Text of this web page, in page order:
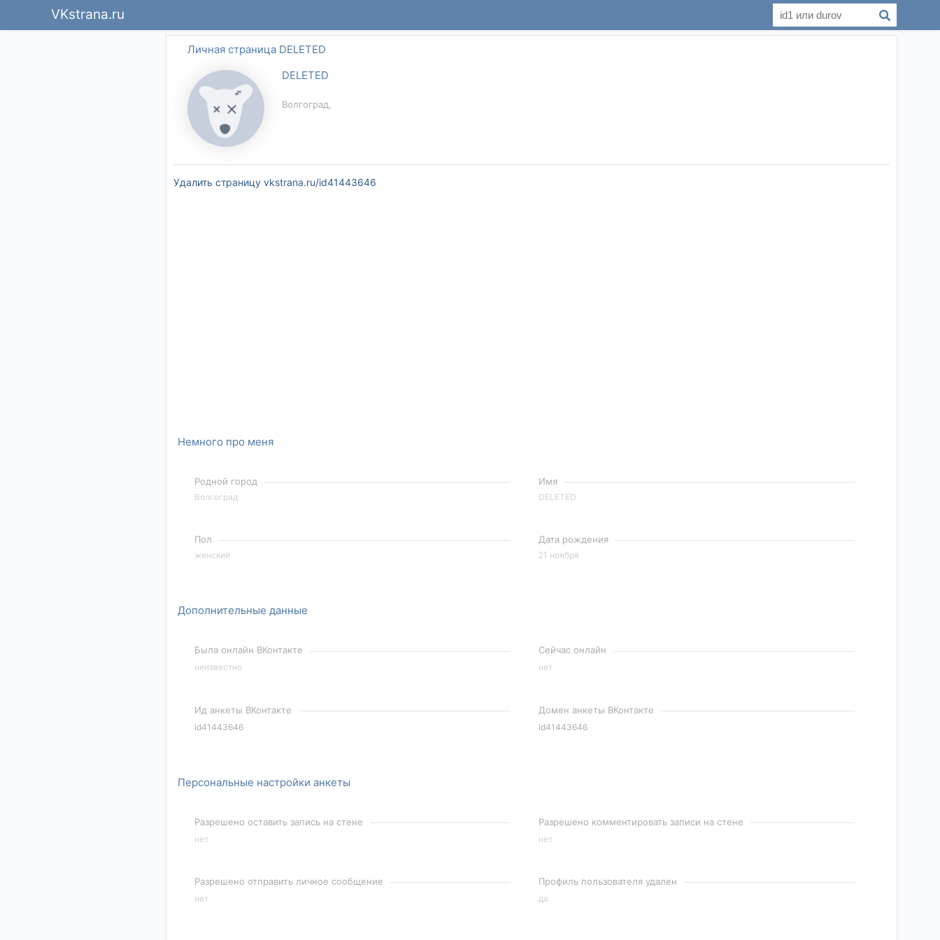
VKstrana.ru
Личная страница DELETED
DELETED
Волгоград,
Удалить страницу vkstrana.ru/id41443646
Немного про меня
Родной город
Волгоград
Имя
DELETED
Пол
женский
Дата рождения
21 ноября
Дополнительные данные
Была онлайн ВКонтакте
неизвестно
Сейчас онлайн
нет
Ид анкеты ВКонтакте
id41443646
Домен анкеты ВКонтакте
id41443646
Персональные настройки анкеты
Разрешено оставить запись на стене
нет
Разрешено комментировать записи на стене
нет
Разрешено отправить личное сообщение
нет
Профиль пользователя удален
да